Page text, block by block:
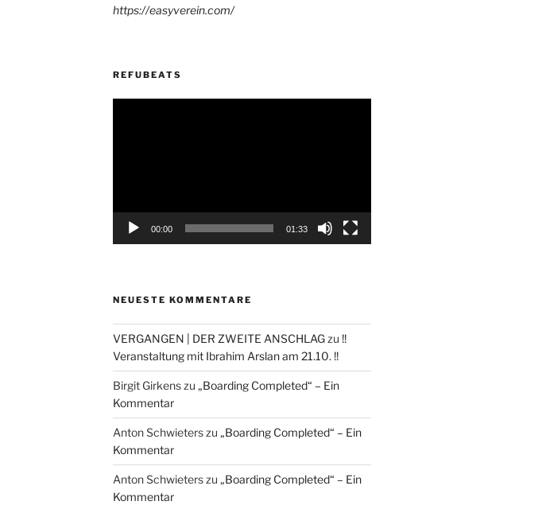
https://easyverein.com/
REFUBEATS
00:00 01:33
NEUESTE KOMMENTARE
VERGANGEN | DER ZWEITE ANSCHLAGzu !!
Veranstaltung mit Ibrahim Arslan am 21.10. !!
Birgit Girkenszu „Boarding Completed“ – Ein
Kommentar
Anton Schwieterszu „Boarding Completed“ – Ein
Kommentar
Anton Schwieterszu „Boarding Completed“ – Ein
Kommentar